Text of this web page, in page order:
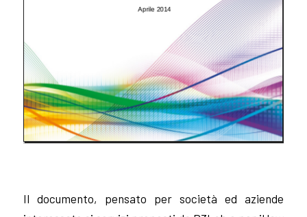
Il documento, pensato per società ed aziende